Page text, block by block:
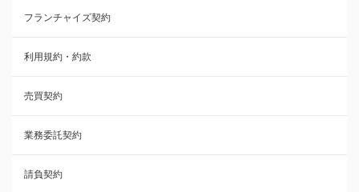
利用規約・約款
覚書・合意書・同意書
承諾書
雇用契約
その他契約・書面
フランチャイズ契約
利用規約・約款
売買契約
業務委託契約
請負契約